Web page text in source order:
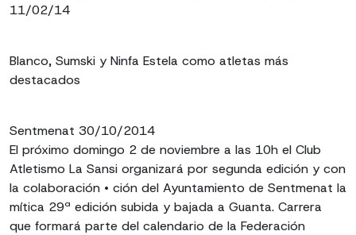
11/02/14
Blanco, Sumski y Ninfa Estela como atletas más
destacados
Sentmenat 30/10/2014
El próximo domingo 2 de noviembre a las 10h el Club
Atletismo La Sansi organizará por segunda edición y con
la colaboración • ción del Ayuntamiento de Sentmenat la
mítica 29ª edición subida y bajada a Guanta. Carrera
que formará parte del calendario de la Federación